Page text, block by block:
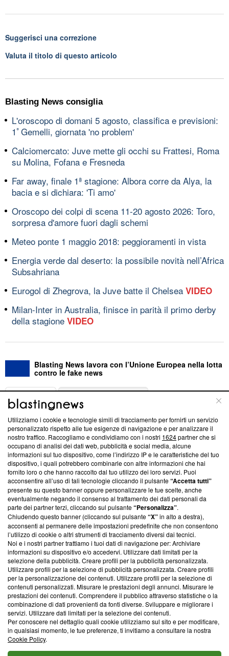
Suggerisci una correzione
Valuta il titolo di questo articolo
Blasting News consiglia
L'oroscopo di domani 5 agosto, classifica e previsioni:
1ﾟGemelli, giornata 'no problem'
Calciomercato: Juve mette gli occhi su Frattesi, Roma
su Molina, Fofana e Fresneda
Far away, finale 1ª stagione: Albora corre da Alya, la
bacia e si dichiara: 'Ti amo'
Oroscopo dei colpi di scena 11-20 agosto 2026: Toro,
sorpresa d'amore fuori dagli schemi
Meteo ponte 1 maggio 2018: peggioramenti in vista
Energia verde dal deserto: la possibile novità nell’Africa
Subsahriana
Eurogol di Zhegrova, la Juve batte il Chelsea VIDEO
Milan-Inter in Australia, finisce in parità il primo derby
della stagione VIDEO
Blasting News lavora con l’Unione Europea nella lotta
contro le fake news
ABOUT
Questa sezione offre informazioni trasparenti su Blasting
News, sui nostri processi editoriali e su come ci impegniamo a
creare news di qualità. Inoltre, afferma la nostra aderenza a
‘Trust Project - News with Integrity’Blasting News non è
ancora membro del programma, ma ha richiesto di farne
parte; Trust Project non ha ancora effettuato una verifica di
conformità agli standard.
Su di noi
Team editoriale
Corporate
Redazione
Informativa Privacy
Cookie Policy
Blasting SA, IDI CHE-247.845.224, Via Carlo Frasca, 3 - 6900
Lugano (Svizzera) Tel:+39 0690258937
© 2026 Blasting News
Utilizziamo i cookie e tecnologie simili di tracciamento per fornirti un servizio
personalizzato rispetto alle tue esigenze di navigazione e per analizzare il
nostro traffico. Raccogliamo e condividiamo con i nostri 1624partner che si
occupano di analisi dei dati web, pubblicità e social media, alcune
informazioni sul tuo dispositivo, come l’indirizzo IP e le caratteristiche del tuo
dispositivo, i quali potrebbero combinarle con altre informazioni che hai
fornito loro o che hanno raccolto dal tuo utilizzo dei loro servizi. Puoi
acconsentire all’uso di tali tecnologie cliccando il pulsante“Accetta tutti”
presente su questo banner oppure personalizzare le tue scelte, anche
eventualmente negando il consenso al trattamento dei dati personali da
parte dei partner terzi, cliccando sul pulsante“Personalizza”.
Chiudendo questo banner (cliccando sul pulsante“X”in alto a destra),
acconsenti al permanere delle impostazioni predefinite che non consentono
l’utilizzo di cookie o altri strumenti di tracciamento diversi dai tecnici.
Noi e i nostri partner trattiamo i tuoi dati di navigazione per: Archiviare
informazioni su dispositivo e/o accedervi. Utilizzare dati limitati per la
selezione della pubblicità. Creare profili per la pubblicità personalizzata.
Utilizzare profili per la selezione di pubblicità personalizzata. Creare profili
per la personalizzazione dei contenuti. Utilizzare profili per la selezione di
contenuti personalizzati. Misurare le prestazioni degli annunci. Misurare le
prestazioni dei contenuti. Comprendere il pubblico attraverso statistiche o la
combinazione di dati provenienti da fonti diverse. Sviluppare e migliorare i
servizi. Utilizzare dati limitati per la selezione dei contenuti.
Per conoscere nel dettaglio quali cookie utilizziamo sul sito e per modificare,
in qualsiasi momento, le tue preferenze, ti invitiamo a consultare la nostra
Cookie Policy.